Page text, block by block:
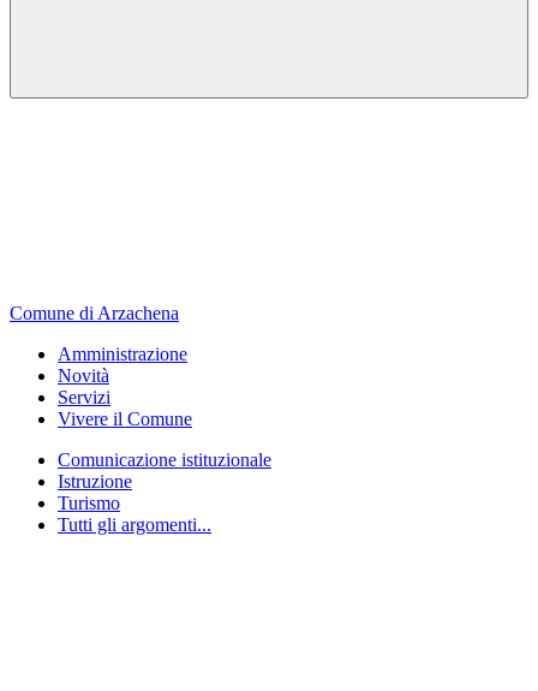
Comune di Arzachena
Amministrazione
Novità
Servizi
Vivere il Comune
Comunicazione istituzionale
Istruzione
Turismo
Tutti gli argomenti...